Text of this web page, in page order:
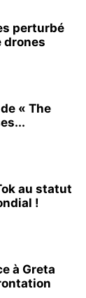
perturbé
drones
« The
au statut
!
à Greta